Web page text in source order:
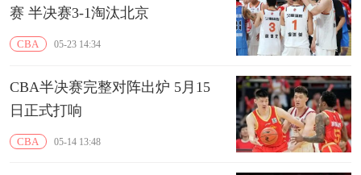
赛 半决赛3-1淘汰北京
CBA 05-23 14:34
CBA半决赛完整对阵出炉 5月15
日正式打响
CBA 05-14 13:48